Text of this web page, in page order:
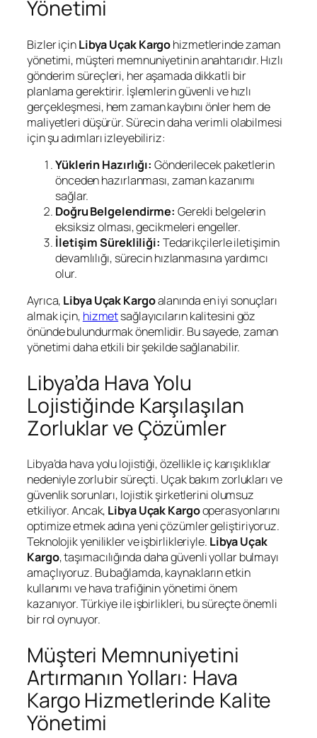
Yönetimi
Bizler içinLibya Uçak Kargohizmetlerinde zaman
yönetimi, müşteri memnuniyetinin anahtarıdır. Hızlı
gönderim süreçleri, her aşamada dikkatli bir
planlama gerektirir. İşlemlerin güvenli ve hızlı
gerçekleşmesi, hem zaman kaybını önler hem de
maliyetleri düşürür. Sürecin daha verimli olabilmesi
için şu adımları izleyebiliriz:
Yüklerin Hazırlığı: Gönderilecek paketlerin
önceden hazırlanması, zaman kazanımı
sağlar.
Doğru Belgelendirme: Gerekli belgelerin
eksiksiz olması, gecikmeleri engeller.
İletişim Sürekliliği: Tedarikçilerle iletişimin
devamlılığı, sürecin hızlanmasına yardımcı
olur.
Ayrıca, Libya Uçak Kargoalanında en iyi sonuçları
almak için, hizmetsağlayıcıların kalitesini göz
önünde bulundurmak önemlidir. Bu sayede, zaman
yönetimi daha etkili bir şekilde sağlanabilir.
Libya’da Hava Yolu
Lojistiğinde Karşılaşılan
Zorluklar ve Çözümler
Libya’da hava yolu lojistiği, özellikle iç karışıklıklar
nedeniyle zorlu bir süreçti. Uçak bakım zorlukları ve
güvenlik sorunları, lojistik şirketlerini olumsuz
etkiliyor. Ancak, Libya Uçak Kargooperasyonlarını
optimize etmek adına yeni çözümler geliştiriyoruz.
Teknolojik yenilikler ve işbirlikleriyle. Libya Uçak
Kargo, taşımacılığında daha güvenli yollar bulmayı
amaçlıyoruz. Bu bağlamda, kaynakların etkin
kullanımı ve hava trafiğinin yönetimi önem
kazanıyor. Türkiye ile işbirlikleri, bu süreçte önemli
bir rol oynuyor.
Müşteri Memnuniyetini
Artırmanın Yolları: Hava
Kargo Hizmetlerinde Kalite
Yönetimi